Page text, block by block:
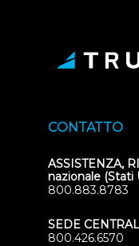
CONTATTO
ASSISTENZA,
nazionale (Stati
800.883.8783
SEDE
800.426.6570